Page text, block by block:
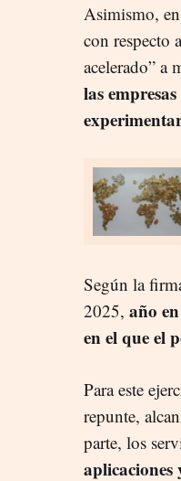
Asimismo,
con respecto
acelerado” a
las
Según la
2025, año
en el que el
Para este
repunte,
parte, los
aplicaciones